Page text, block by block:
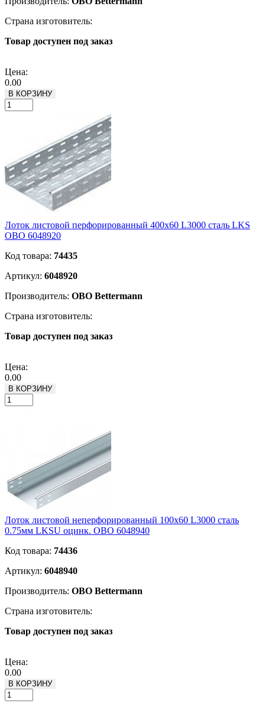
Страна изготовитель:
Товар доступен под заказ
Цена:
0.00
В КОРЗИНУ
Лоток листовой перфорированный 400х60 L3000 сталь LKS
OBO 6048920
Код товара: 74435
Артикул: 6048920
Производитель: OBO Bettermann
Страна изготовитель:
Товар доступен под заказ
Цена:
0.00
В КОРЗИНУ
Лоток листовой неперфорированный 100х60 L3000 сталь
0.75мм LKSU оцинк. OBO 6048940
Код товара: 74436
Артикул: 6048940
Производитель: OBO Bettermann
Страна изготовитель:
Товар доступен под заказ
Цена:
0.00
В КОРЗИНУ